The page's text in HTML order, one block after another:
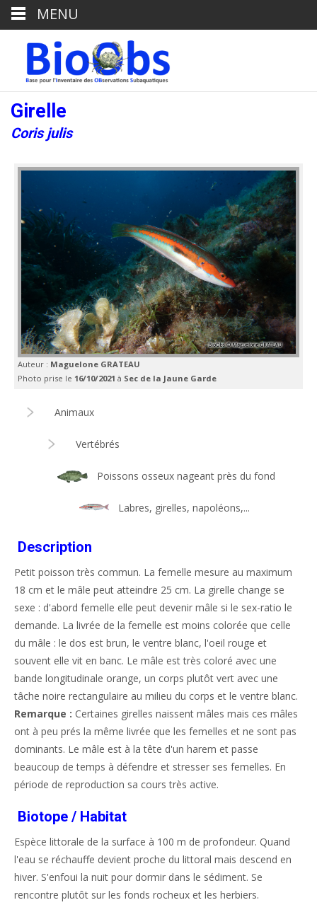
Girelle
Coris julis
Auteur : Maguelone GRATEAU
Photo prise le 16/10/2021 à Sec de la Jaune Garde
Animaux
Vertébrés
Poissons osseux nageant près du fond
Labres, girelles, napoléons,...
Description
Petit poisson très commun. La femelle mesure au maximum
18 cm et le mâle peut atteindre 25 cm. La girelle change se
sexe : d'abord femelle elle peut devenir mâle si le sex-ratio le
demande. La livrée de la femelle est moins colorée que celle
du mâle : le dos est brun, le ventre blanc, l'oeil rouge et
souvent elle vit en banc. Le mâle est très coloré avec une
bande longitudinale orange, un corps plutôt vert avec une
tâche noire rectangulaire au milieu du corps et le ventre blanc.
Remarque : Certaines girelles naissent mâles mais ces mâles
ont à peu prés la même livrée que les femelles et ne sont pas
dominants. Le mâle est à la tête d'un harem et passe
beaucoup de temps à défendre et stresser ses femelles. En
période de reproduction sa cours très active.
Biotope / Habitat
Espèce littorale de la surface à 100 m de profondeur. Quand
l'eau se réchauffe devient proche du littoral mais descend en
hiver. S'enfoui la nuit pour dormir dans le sédiment. Se
rencontre plutôt sur les fonds rocheux et les herbiers.
MENU